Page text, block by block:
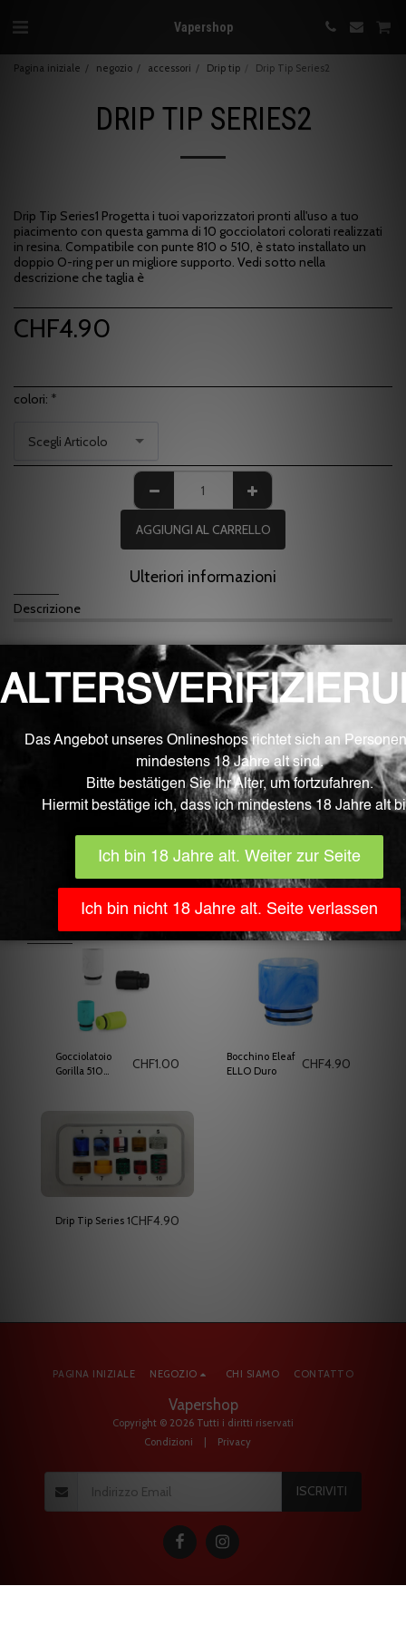
Vapershop
Pagina iniziale negozio accessori Drip tip Drip Tip Series2
DRIP TIP SERIES2
Drip Tip Series1 Progetta i tuoi vaporizzatori pronti all'uso a tuo
piacimento con questa gamma di 10 gocciolatori colorati realizzati
in resina. Compatibile con punte 810 o 510, è stato installato un
doppio O-ring per un migliore supporto. Vedi sotto nella
descrizione che taglia è
CHF4.90
colori: *
Scegli Articolo
AGGIUNGI AL CARRELLO
Ulteriori informazioni
Descrizione
Prestare attenzione alle dimensioni
dimensione
2. 810
6. 810
7. 810
Gocciolatoio
Gorilla 510
CHF1.00
Bocchino Eleaf
ELLO Duro
CHF4.90
Drip Tip Series 1CHF4.90
Vapershop
Copyright © 2026 Tutti i diritti riservati
Condizioni | Privacy
PAGINA INIZIALE NEGOZIO CHI SIAMO CONTATTO
ISCRIVITI